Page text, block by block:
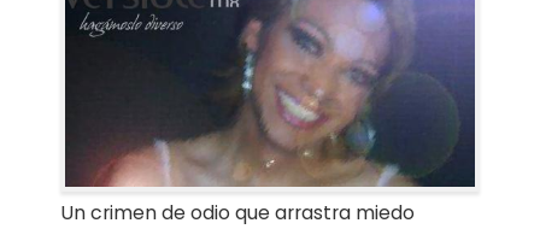
Un crimen de odio que arrastra miedo